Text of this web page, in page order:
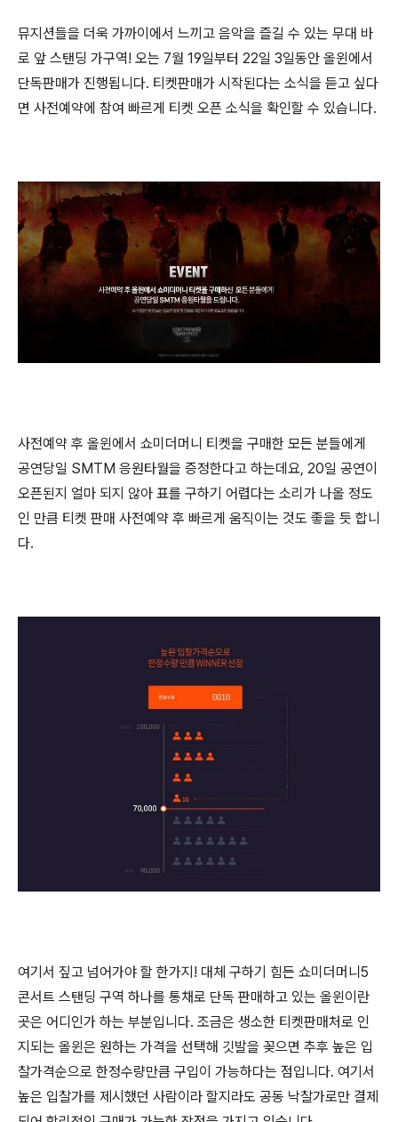
뮤지션들을 더욱 가까이에서 느끼고 음악을 즐길 수 있는 무대 바
로 앞 스탠딩 가구역! 오는 7월 19일부터 22일 3일동안 올윈에서
단독판매가 진행됩니다. 티켓판매가 시작된다는 소식을 듣고 싶다
면 사전예약에 참여 빠르게 티켓 오픈 소식을 확인할 수 있습니다.
사전예약 후 올윈에서 쇼미더머니 티켓을 구매한 모든 분들에게
공연당일 SMTM 응원타월을 증정한다고 하는데요, 20일 공연이
오픈된지 얼마 되지 않아 표를 구하기 어렵다는 소리가 나올 정도
인 만큼 티켓 판매 사전예약 후 빠르게 움직이는 것도 좋을 듯 합니
다.
여기서 짚고 넘어가야 할 한가지! 대체 구하기 힘든 쇼미더머니5
콘서트 스탠딩 구역 하나를 통채로 단독 판매하고 있는 올윈이란
곳은 어디인가 하는 부분입니다. 조금은 생소한 티켓판매처로 인
지되는 올윈은 원하는 가격을 선택해 깃발을 꽂으면 추후 높은 입
찰가격순으로 한정수량만큼 구입이 가능하다는 점입니다. 여기서
높은 입찰가를 제시했던 사람이라 할지라도 공동 낙찰가로만 결제